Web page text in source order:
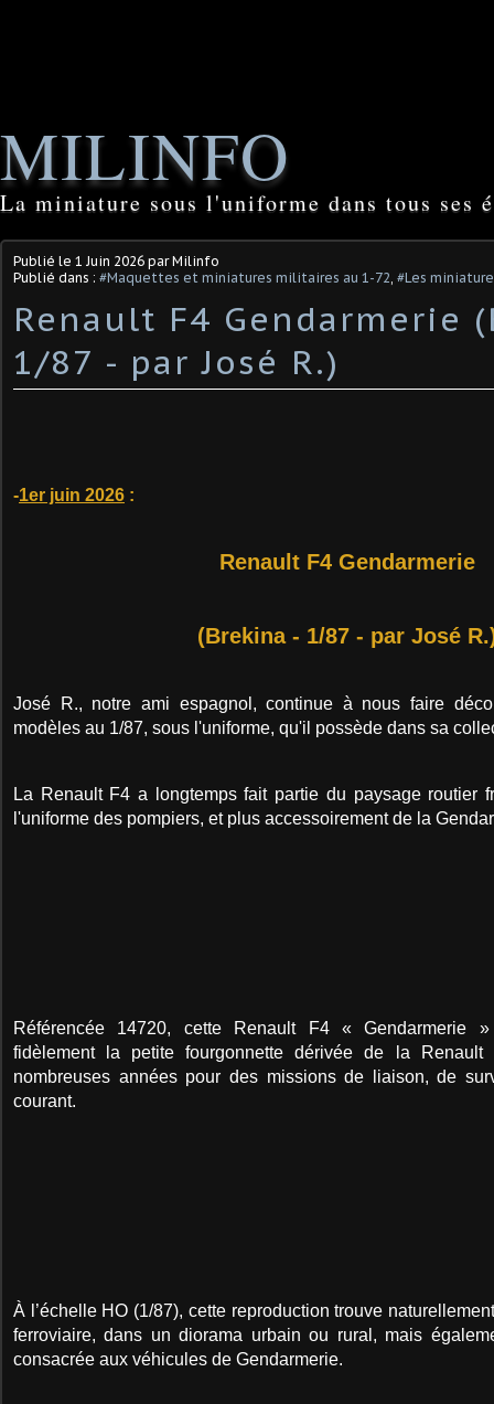
MILINFO
La miniature sous l'uniforme dans tous ses
Publié le 1 Juin 2026 par Milinfo
Publié dans : #Maquettes et miniatures militaires au 1-72, #Les
Renault F4 Gendarmerie
1/87 - par José R.) ​
-1er juin 2026 :
Renault F4 Gendarmerie
(Brekina - 1/87 - par José
José R., notre ami espagnol, continue à nous faire
modèles au 1/87, sous l'uniforme, qu'il possède dans sa
La Renault F4 a longtemps fait partie du paysage routier
l'uniforme des pompiers, et plus accessoirement de la
Référencée 14720, cette Renault F4 « Gendarmerie
fidèlement la petite fourgonnette dérivée de la
nombreuses années pour des missions de liaison, de
courant.
À l’échelle HO (1/87), cette reproduction trouve
ferroviaire, dans un diorama urbain ou rural, mais
consacrée aux véhicules de Gendarmerie.